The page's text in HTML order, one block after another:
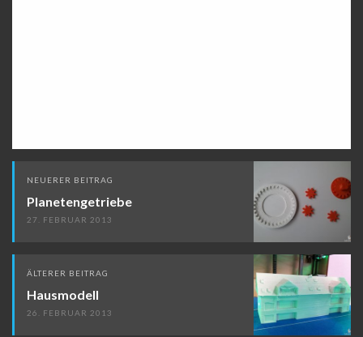
Beitragsnavigation
NEUERER BEITRAG
Planetengetriebe
27. FEBRUAR 2013
ÄLTERER BEITRAG
Hausmodell
26. FEBRUAR 2013